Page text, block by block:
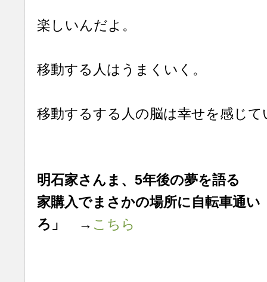
楽しいんだよ。
移動する人はうまくいく。
移動するする人の脳は幸せを感じて
明石家さんま、5年後の夢を語る
家購入でまさかの場所に自転車通い
ろ」
→ こちら